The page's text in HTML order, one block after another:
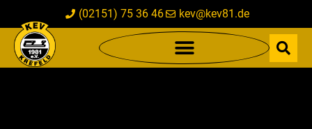
(02151) 75 36 46 kev@kev81.de